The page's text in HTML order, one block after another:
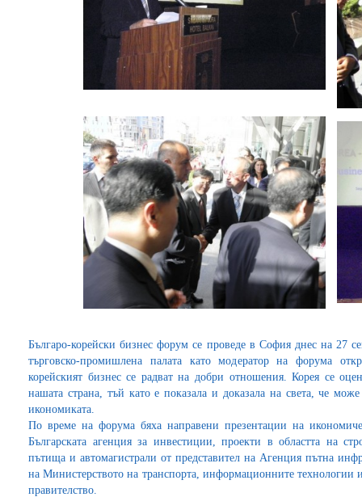
Българо-корейски бизнес форум се проведе в София днес на 27
търговско-промишлена палата като модератор на форума
корейският бизнес се радват на добри отношения. Корея се
нашата страна, тъй като е показала и доказала на света, че
икономиката.
По време на форума бяха направени презентации на
Българската агенция за инвестиции, проекти в областта на
пътища и автомагистрали от представител на Агенция пътна
на Министерството на транспорта, информационните
правителство.